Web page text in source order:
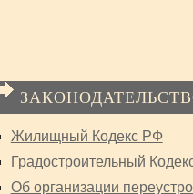
Жилищный Кодекс РФ
Градостроительный
Об организации